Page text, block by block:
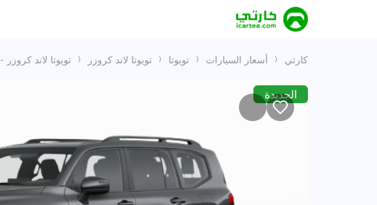
كارتي أسعار السيارات تويوتا تويوتا لاند كروزر تويوتا لاند كروزر -TOYOTA LANDCRUISER- GX- DISELE- 3.3L-V6- 2024
الجديدة